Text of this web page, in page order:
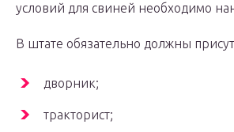
условий для свиней необходимо
В штате обязательно должны
дворник;
тракторист;